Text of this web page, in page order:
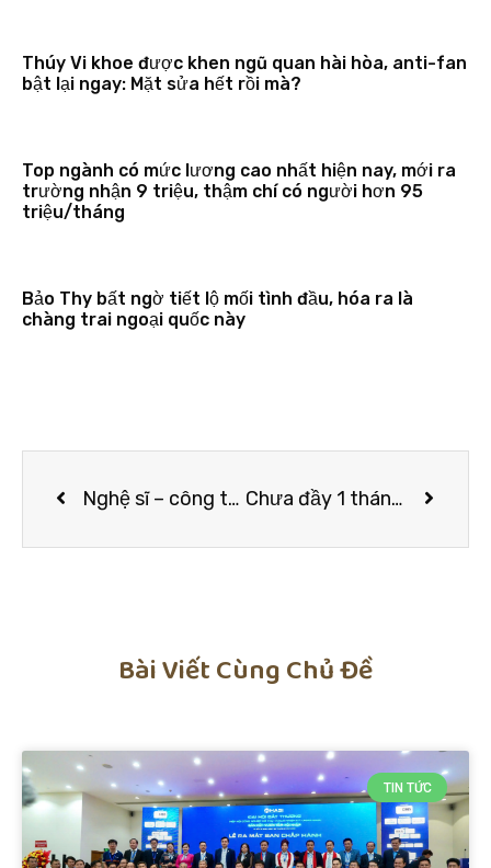
Thúy Vi khoe được khen ngũ quan hài hòa, anti-fan
bật lại ngay: Mặt sửa hết rồi mà?
Top ngành có mức lương cao nhất hiện nay, mới ra
trường nhận 9 triệu, thậm chí có người hơn 95
triệu/tháng
Bảo Thy bất ngờ tiết lộ mối tình đầu, hóa ra là
chàng trai ngoại quốc này
Nghệ sĩ – công ty quản lý “giữa đường gãy gánh”: Vì đâu nên nỗi? Chưa đầy 1 tháng ‘mở cửa’, kênh Youtube của Jack chính thức cán mốc 2 triệu lượt đăng ký
Bài Viết Cùng Chủ Đề
TIN TỨC